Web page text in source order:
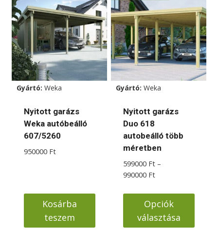
Gyártó: Weka
Nyitott garázs
Weka autóbeálló
607/5260
950000 Ft
Kosárba
teszem
Gyártó: Weka
Nyitott garázs
Duo 618
autobeálló több
méretben
599000 Ft –
990000 FtÁrtartomány:
-
990000 Ft
Opciók
választása